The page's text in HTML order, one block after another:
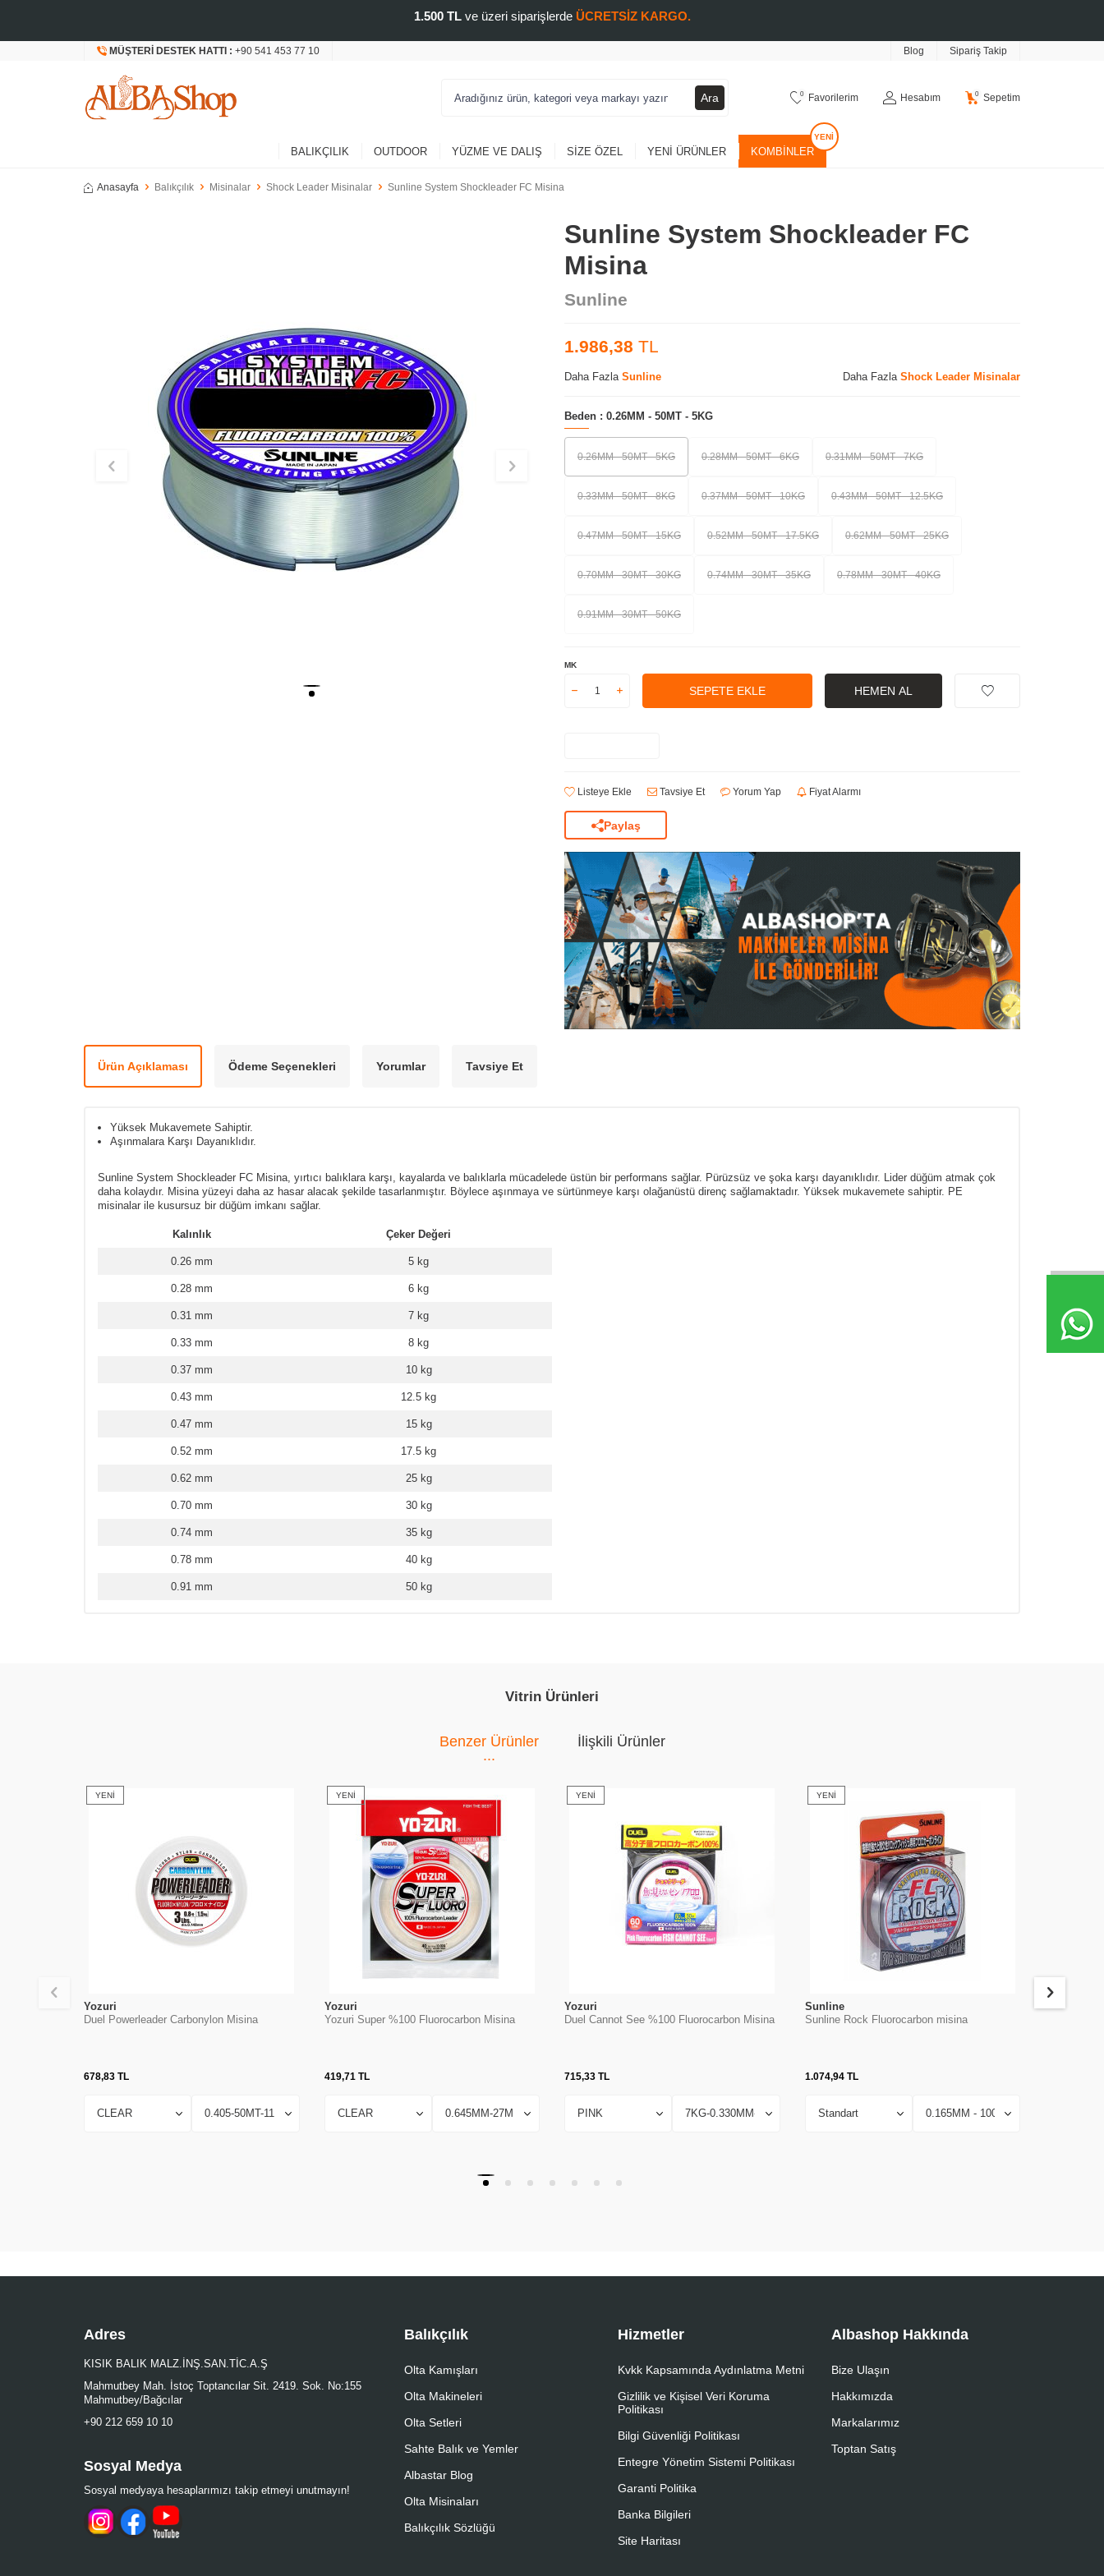
1.500 TLve üzeri siparişlerde ÜCRETSİZ KARGO.
MÜŞTERI DESTEK HATTI : +90 541 453 77 10 Blog Sipariş Takip
Ara 0 Favorilerim Hesabım 0 Sepetim
BALIKÇILIK OUTDOOR YÜZME VE DALIŞ SIZE ÖZEL YENI ÜRÜNLER KOMBINLER
Anasayfa Balıkçılık Misinalar Shock Leader Misinalar Sunline System Shockleader FC Misina
Sunline System Shockleader FC
Misina
Sunline
1.986,38 TL
Daha Fazla Sunline Daha Fazla Shock Leader Misinalar
Beden : 0.26MM - 50MT - 5KG
0.26MM - 50MT - 5KG 0.28MM - 50MT - 6KG 0.31MM - 50MT - 7KG
0.33MM - 50MT - 8KG 0.37MM - 50MT - 10KG 0.43MM - 50MT - 12.5KG
0.47MM - 50MT - 15KG 0.52MM - 50MT - 17.5KG 0.62MM - 50MT - 25KG
0.70MM - 30MT - 30KG 0.74MM - 30MT - 35KG 0.78MM - 30MT - 40KG
0.91MM - 30MT - 50KG
MK
SEPETE EKLE HEMEN AL
Listeye Ekle Tavsiye Et Yorum Yap Fiyat Alarmı
Paylaş
Ürün Açıklaması Ödeme Seçenekleri Yorumlar Tavsiye Et
Yüksek Mukavemete Sahiptir.
Aşınmalara Karşı Dayanıklıdır.
Sunline System Shockleader FC Misina, yırtıcı balıklara karşı, kayalarda ve balıklarla mücadelede üstün bir performans sağlar. Pürüzsüz ve şoka karşı dayanıklıdır. Lider düğüm atmak çok
daha kolaydır. Misina yüzeyi daha az hasar alacak şekilde tasarlanmıştır. Böylece aşınmaya ve sürtünmeye karşı olağanüstü direnç sağlamaktadır. Yüksek mukavemete sahiptir. PE
misinalar ile kusursuz bir düğüm imkanı sağlar.
Kalınlık Çeker Değeri
0.26 mm 5 kg
0.28 mm 6 kg
0.31 mm 7 kg
0.33 mm 8 kg
0.37 mm 10 kg
0.43 mm 12.5 kg
0.47 mm 15 kg
0.52 mm 17.5 kg
0.62 mm 25 kg
0.70 mm 30 kg
0.74 mm 35 kg
0.78 mm 40 kg
0.91 mm 50 kg
Vitrin Ürünleri
Benzer Ürünler İlişkili Ürünler
YENI
Yozuri
Duel Powerleader Carbonylon Misina
678,83 TL
YENI
Yozuri
Yozuri Super %100 Fluorocarbon Misina
419,71TL
YENI
Yozuri
Duel Cannot See %100 Fluorocarbon Misina
715,33 TL
YENI
Sunline
Sunline Rock Fluorocarbon misina
1.074,94TL
Sunline
Adres
KISIK BALIK MALZ.İNŞ.SAN.TİC.A.Ş
Mahmutbey Mah. İstoç Toptancılar Sit. 2419. Sok. No:155
Mahmutbey/Bağcılar
+90 212 659 10 10
Sosyal Medya
Sosyal medyaya hesaplarımızı takip etmeyi unutmayın!
Balıkçılık
Olta Kamışları
Olta Makineleri
Olta Setleri
Sahte Balık ve Yemler
Albastar Blog
Olta Misinaları
Balıkçılık Sözlüğü
Hizmetler
Kvkk Kapsamında Aydınlatma Metni
Gizlilik ve Kişisel Veri Koruma
Politikası
Bilgi Güvenliği Politikası
Entegre Yönetim Sistemi Politikası
Garanti Politika
Banka Bilgileri
Site Haritası
Albashop Hakkında
Bize Ulaşın
Hakkımızda
Markalarımız
Toptan Satış